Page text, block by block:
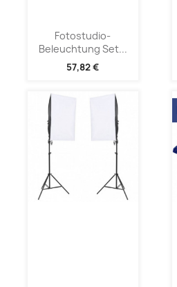
Fotostudio-
Beleuchtung Set...
57,82 €